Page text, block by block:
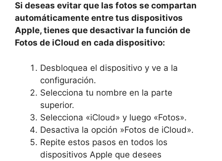
Si ⁣deseas evitar que las ⁤fotos se‌ compartan
automáticamente entre tus dispositivos
Apple, tienes que desactivar la función de
Fotos de ‍iCloud en cada dispositivo:
Desbloquea el dispositivo y ve a la
configuración.
Selecciona tu nombre en ⁤la parte
superior.
Selecciona «iCloud» y luego «Fotos».
Desactiva la opción ​»Fotos de iCloud».
Repite estos pasos en todos los
dispositivos Apple‍ que desees